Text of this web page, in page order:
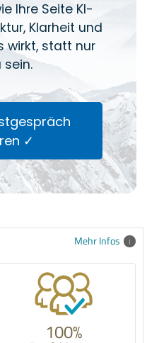
Ihre Seite KI-
Klarheit und
wirkt, statt nur
sein.
✓
Mehr Infos
100%